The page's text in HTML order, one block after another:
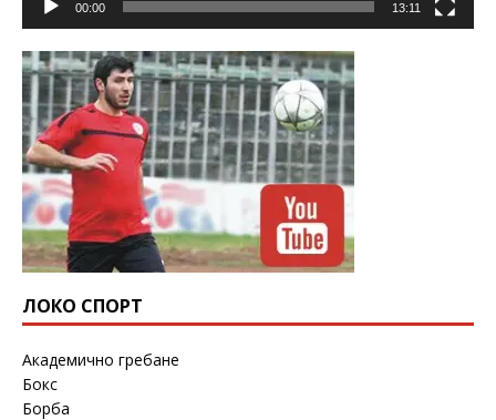
00:00 13:11
ЛОКО СПОРТ
Академично гребане
Бокс
Борба